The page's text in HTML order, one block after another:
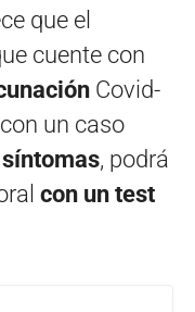
que el
cuente con
Covid-
un caso
, podrá
con un test